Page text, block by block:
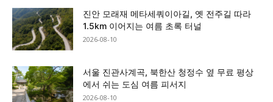
진안 모래재 메타세쿼이아길, 옛 전주길 따라
1.5km 이어지는 여름 초록 터널
2026-08-10
서울 진관사계곡, 북한산 청정수 옆 무료 평상
에서 쉬는 도심 여름 피서지
2026-08-10